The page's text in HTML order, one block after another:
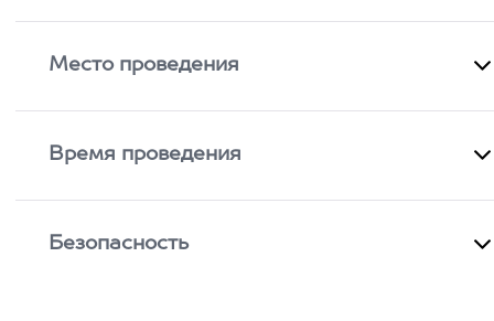
Место проведения
Время проведения
Безопасность